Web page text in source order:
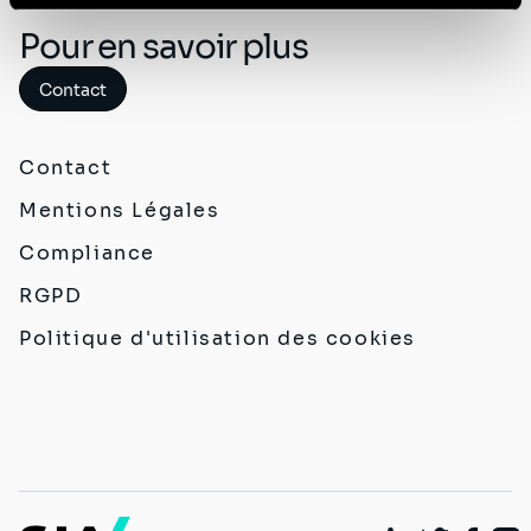
personnel.
Pour en savoir plus
Contact
Contact
Mentions Légales
Compliance
RGPD
Politique d'utilisation des cookies